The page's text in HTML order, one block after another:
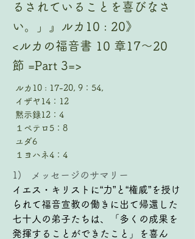
るされていることを喜びなさ
い。」』ルカ10 : 20》
<ルカの福音書 10 章17〜20
節 =Part 3=>
ルカ10 : 17-20, 9：54,
イザヤ14：12
黙示録12：4
１ペテロ5：8
ユダ6
１ヨハネ4：4
1)   メッセージのサマリー
イエス・キリストに“力”と“権威”を授け
られて福音宣教の働きに出て帰還した
七十人の弟子たちは、「多くの成果を
発揮することができたこと」を喜ん